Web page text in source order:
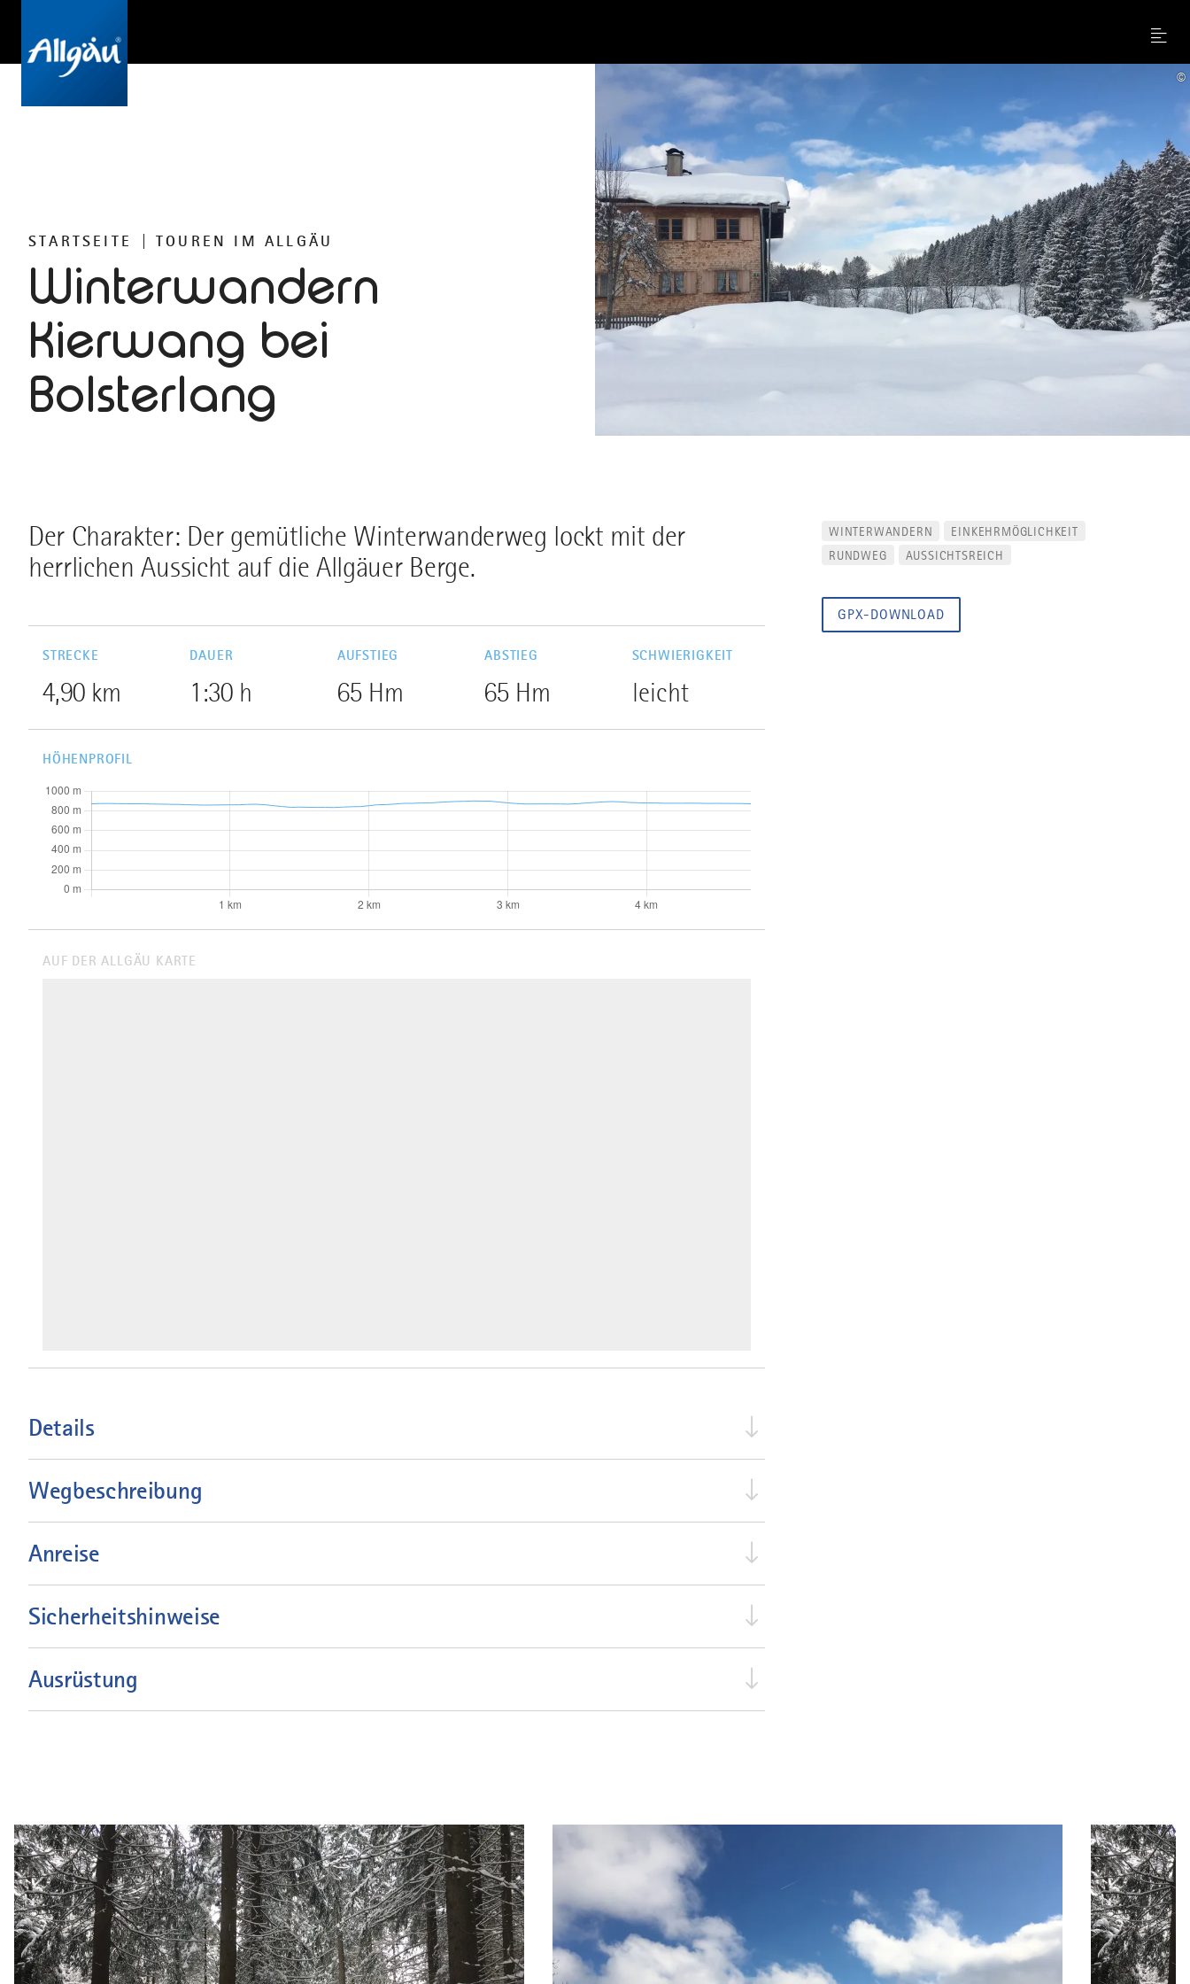
Menu
STARTSEITE TOUREN IM ALLGÄU
Winterwandern
Kierwang bei
Bolsterlang
©
Der Charakter: Der gemütliche Winterwanderweg lockt mit der
herrlichen Aussicht auf die Allgäuer Berge.
STRECKE
4,90 km
DAUER
1:30 h
AUFSTIEG
65 Hm
ABSTIEG
65 Hm
SCHWIERIGKEIT
leicht
HÖHENPROFIL
AUF DER ALLGÄU KARTE
Details
Wegbeschreibung
Anreise
Sicherheitshinweise
Ausrüstung
WINTERWANDERN
EINKEHRMÖGLICHKEIT
RUNDWEG
AUSSICHTSREICH
GPX-DOWNLOAD